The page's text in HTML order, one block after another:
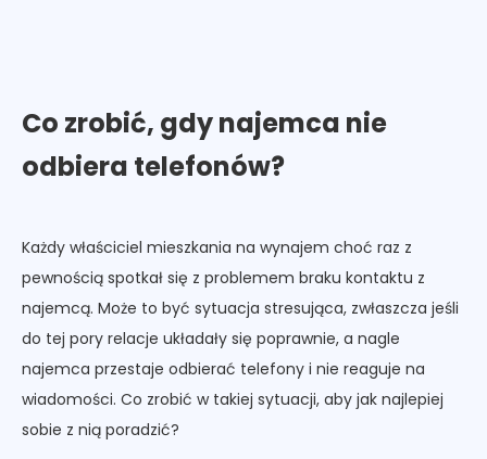
Co zrobić, gdy najemca nie
odbiera telefonów?
Każdy właściciel mieszkania na wynajem choć raz z
pewnością spotkał się z problemem braku kontaktu z
najemcą. Może to być sytuacja stresująca, zwłaszcza jeśli
do tej pory relacje układały się poprawnie, a nagle
najemca przestaje odbierać telefony i nie reaguje na
wiadomości. Co zrobić w takiej sytuacji, aby jak najlepiej
sobie z nią poradzić?